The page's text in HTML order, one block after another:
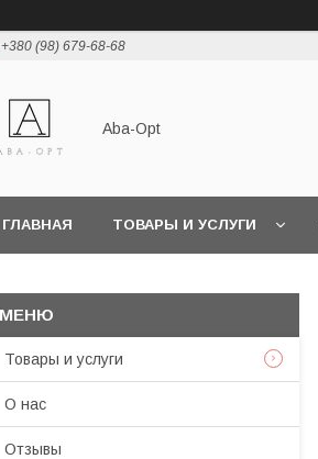
+380 (98) 679-68-68
Aba-Opt
ГЛАВНАЯ ТОВАРЫ И УСЛУГИ
Товары и услуги
О нас
Отзывы